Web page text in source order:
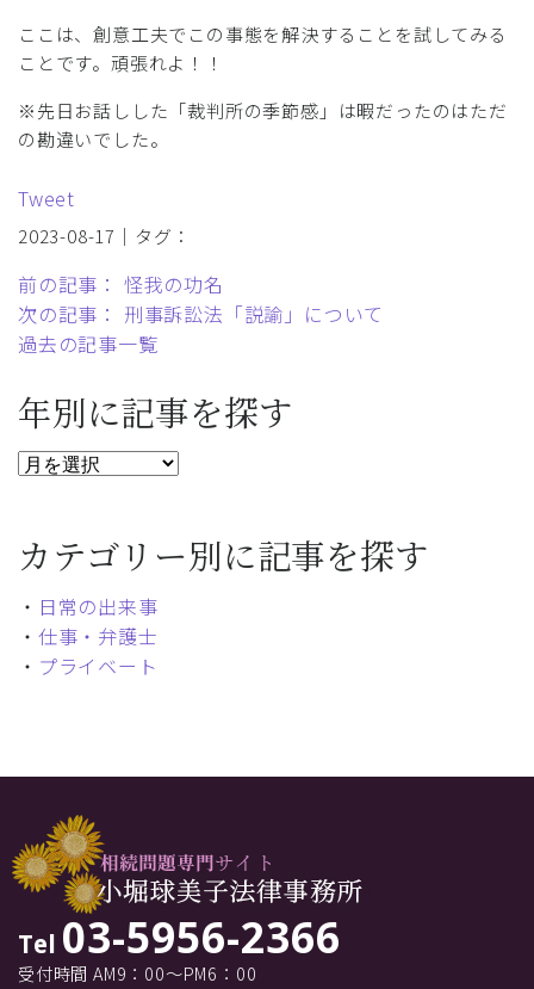
ここは、創意工夫でこの事態を解決することを試してみる
ことです。頑張れよ！！
※先日お話しした「裁判所の季節感」
は暇だったのはただ
の勘違いでした。
Tweet
2023-08-17｜タグ：
前の記事： 怪我の功名
次の記事： 刑事訴訟法「説諭」について
過去の記事一覧
年別に記事を探す
カテゴリー別に記事を探す
・ 日常の出来事
・ 仕事・弁護士
・ プライベート
Tel 03-5956-2366
受付時間 AM9：00～PM6：00